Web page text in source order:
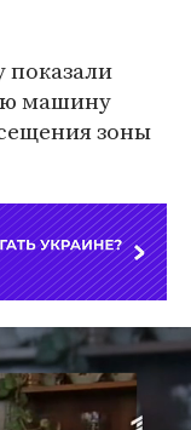
показали
машину
зоны